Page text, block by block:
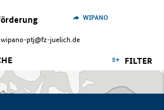
wipano-ptj@fz-juelich.de
WIPANO
FILTER